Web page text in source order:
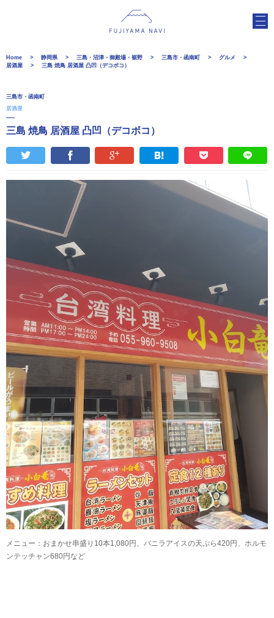
Home 静岡県 三島・沼津・御殿場・裾野 三島市・函南町
グルメ
居酒屋
三島 焼鳥 居酒屋 凸凹（デコボコ）
三島市・函南町
居酒屋
三島 焼鳥 居酒屋 凸凹（デコボコ）
メニュー：おまかせ串盛り10本1,080円、バニラアイスの天ぷら420円、ホルモ
ンテッチャン680円など